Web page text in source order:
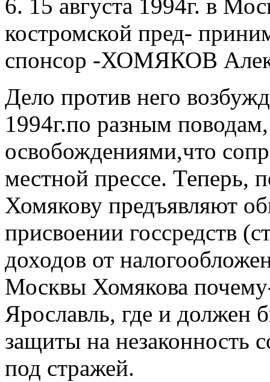
6. 15 августа 1994г. в
костромской пред-
спонсор -ХОМЯКОВ
Дело против него
1994г.по разным
освобождениями,что
местной прессе. Теперь,
Хомякову предъявляют
присвоении госсредств
доходов от
Москвы Хомякова
Ярославль, где и должен
защиты на незаконность
под стражей.